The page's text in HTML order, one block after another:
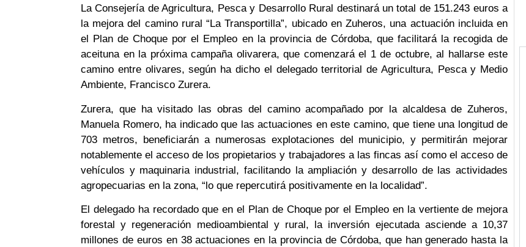
La Consejería de Agricultura, Pesca y Desarrollo Rural destinará un total de 151.243 euros a
la mejora del camino rural “La Transportilla”, ubicado en Zuheros, una actuación incluida en
el Plan de Choque por el Empleo en la provincia de Córdoba, que facilitará la recogida de
aceituna en la próxima campaña olivarera, que comenzará el 1 de octubre, al hallarse este
camino entre olivares, según ha dicho el delegado territorial de Agricultura, Pesca y Medio
Ambiente, Francisco Zurera.
Zurera, que ha visitado las obras del camino acompañado por la alcaldesa de Zuheros,
Manuela Romero, ha indicado que las actuaciones en este camino, que tiene una longitud de
703 metros, beneficiarán a numerosas explotaciones del municipio, y permitirán mejorar
notablemente el acceso de los propietarios y trabajadores a las fincas así como el acceso de
vehículos y maquinaria industrial, facilitando la ampliación y desarrollo de las actividades
agropecuarias en la zona, “lo que repercutirá positivamente en la localidad”.
El delegado ha recordado que en el Plan de Choque por el Empleo en la vertiente de mejora
forestal y regeneración medioambiental y rural, la inversión ejecutada asciende a 10,37
millones de euros en 38 actuaciones en la provincia de Córdoba, que han generado hasta la